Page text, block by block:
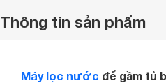
Thông tin sản phẩm
Máy lọc nước để gầm tủ